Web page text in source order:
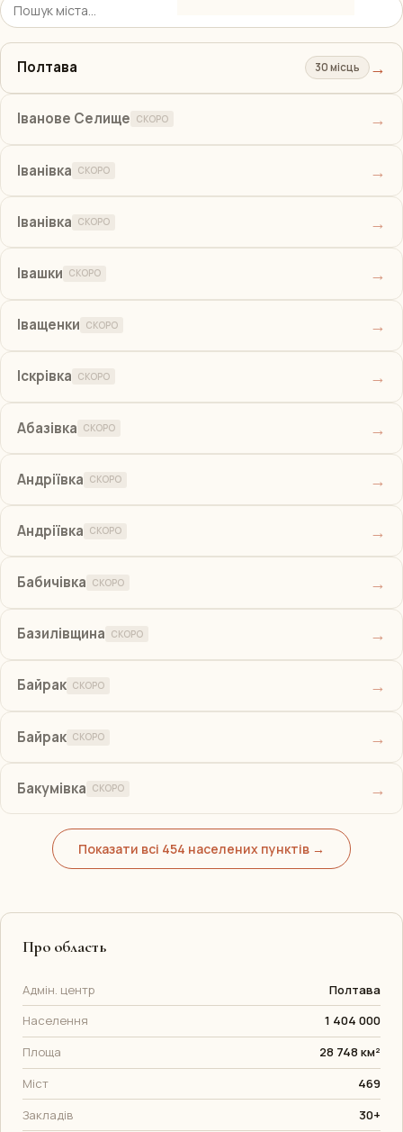
Полтава 30 місць →
Іванове Селище СКОРО →
Іванівка СКОРО →
Іванівка СКОРО →
Івашки СКОРО →
Іващенки СКОРО →
Іскрівка СКОРО →
Абазівка СКОРО →
Андріївка СКОРО →
Андріївка СКОРО →
Бабичівка СКОРО →
Базилівщина СКОРО →
Байрак СКОРО →
Байрак СКОРО →
Бакумівка СКОРО →
Показати всі 454 населених пунктів →
Про область
Адмін. центр
Полтава
Населення
1 404 000
Площа
28 748 км²
Міст
469
Закладів
30+